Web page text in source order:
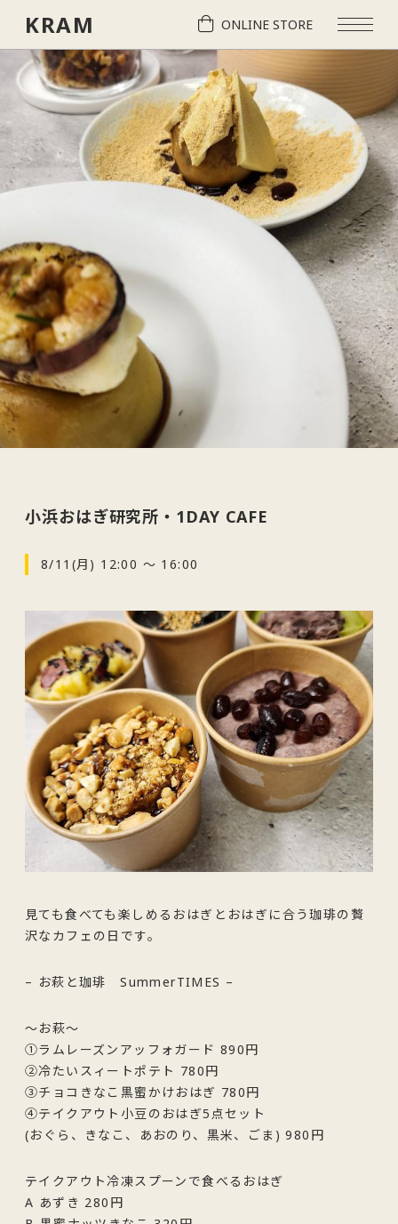
KRAM ONLINE STORE
小浜おはぎ研究所・1DAY CAFE
8/11(月) 12:00 ～ 16:00
見ても食べても楽しめるおはぎとおはぎに合う珈琲の贅
沢なカフェの日です。
– お萩と珈琲 SummerTIMES –
～お萩～
①ラムレーズンアッフォガード 890円
②冷たいスィートポテト 780円
③チョコきなこ黒蜜かけおはぎ 780円
④テイクアウト小豆のおはぎ5点セット
(おぐら、きなこ、あおのり、黒米、ごま) 980円
テイクアウト冷凍スプーンで食べるおはぎ
A あずき 280円